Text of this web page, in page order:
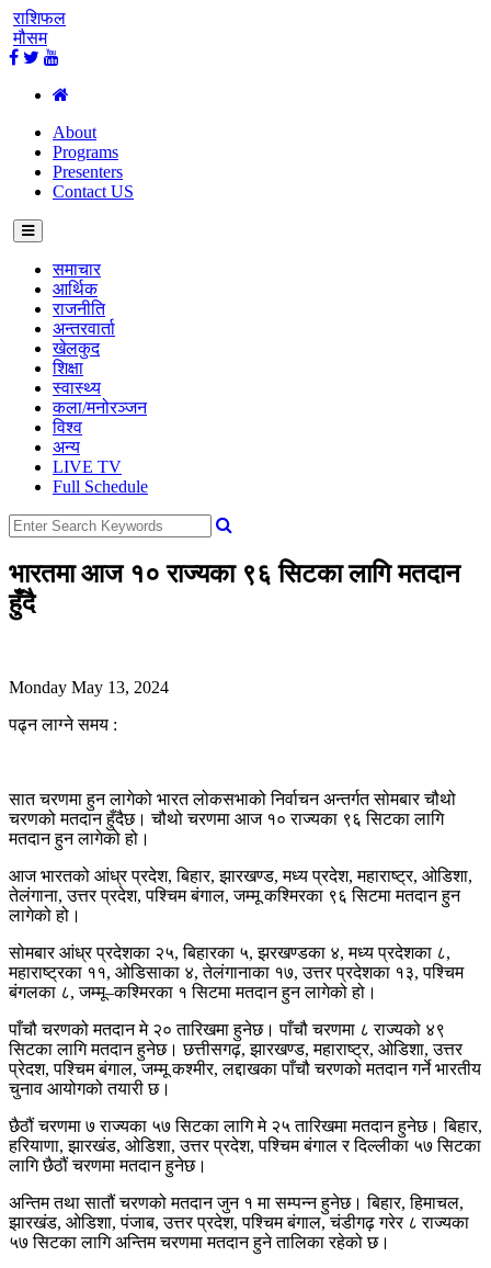
राशिफल
मौसम
About
Programs
Presenters
Contact US
समाचार
आर्थिक
राजनीति
अन्तरवार्ता
खेलकुद
शिक्षा
स्वास्थ्य
कला/मनोरञ्जन
विश्व
अन्य
LIVE TV
Full Schedule
भारतमा आज १० राज्यका ९६ सिटका लागि मतदान
हुँदै
Monday May 13, 2024
पढ्न लाग्ने समय :
सात चरणमा हुन लागेको भारत लोकसभाको निर्वाचन अन्तर्गत सोमबार चौथो
चरणको मतदान हुँदैछ। चौथो चरणमा आज १० राज्यका ९६ सिटका लागि
मतदान हुन लागेको हो।
आज भारतको आंध्र प्रदेश, बिहार, झारखण्ड, मध्य प्रदेश, महाराष्ट्र, ओडिशा,
तेलंगाना, उत्तर प्रदेश, पश्चिम बंगाल, जम्मू कश्मिरका ९६ सिटमा मतदान हुन
लागेको हो।
सोमबार आंध्र प्रदेशका २५, बिहारका ५, झरखण्डका ४, मध्य प्रदेशका ८,
महाराष्ट्रका ११, ओडिसाका ४, तेलंगानाका १७, उत्तर प्रदेशका १३, पश्चिम
बंगलका ८, जम्मू–कश्मिरका १ सिटमा मतदान हुन लागेको हो।
पाँचौ चरणको मतदान मे २० तारिखमा हुनेछ। पाँचौ चरणमा ८ राज्यको ४९
सिटका लागि मतदान हुनेछ। छत्तीसगढ़, झारखण्ड, महाराष्ट्र, ओडिशा, उत्तर
प्रेदश, पश्चिम बंगाल, जम्मू कश्मीर, लद्दाखका पाँचौ चरणको मतदान गर्ने भारतीय
चुनाव आयोगको तयारी छ।
छैठौं चरणमा ७ राज्यका ५७ सिटका लागि मे २५ तारिखमा मतदान हुनेछ। बिहार,
हरियाणा, झारखंड, ओडिशा, उत्तर प्रदेश, पश्चिम बंगाल र दिल्लीका ५७ सिटका
लागि छैठौं चरणमा मतदान हुनेछ।
अन्तिम तथा सातौं चरणको मतदान जुन १ मा सम्पन्न हुनेछ। बिहार, हिमाचल,
झारखंड, ओडिशा, पंजाब, उत्तर प्रदेश, पश्चिम बंगाल, चंडीगढ़ गरेर ८ राज्यका
५७ सिटका लागि अन्तिम चरणमा मतदान हुने तालिका रहेको छ।